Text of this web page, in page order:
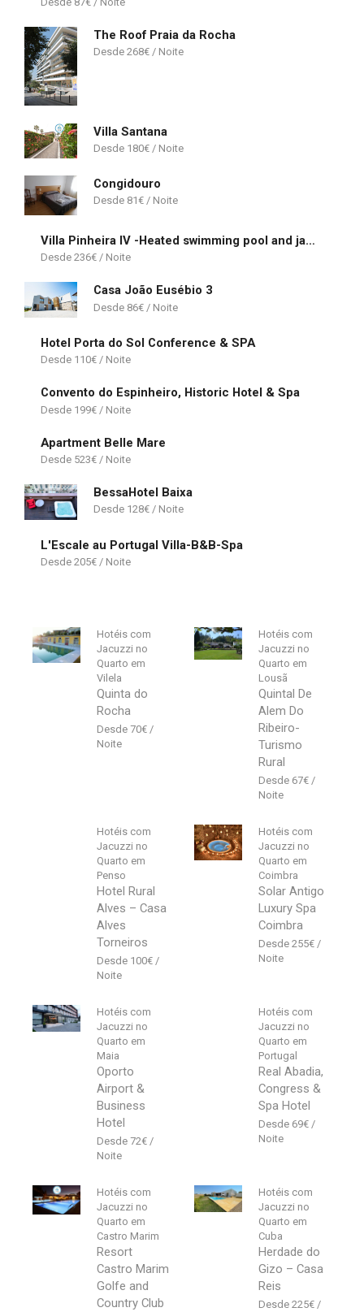
The Roof Praia da Rocha
268€
Villa Santana
180€
Congidouro
81€
Villa Pinheira IV -Heated swimming pool and jacuzzi
236€
Casa João Eusébio 3
86€
Hotel Porta do Sol Conference & SPA
110€
Convento do Espinheiro, Historic Hotel & Spa
199€
Apartment Belle Mare
523€
BessaHotel Baixa
128€
L'Escale au Portugal Villa-B&B-Spa
205€
Hotéis com
Jacuzzi no
Quarto em
Vilela
Quinta do
Rocha
70€
Hotéis com
Jacuzzi no
Quarto em
Lousã
Quintal De
Alem Do
Ribeiro-
Turismo
Rural
67€
Hotéis com
Jacuzzi no
Quarto em
Penso
Hotel Rural
Alves – Casa
Alves
Torneiros
100€
Hotéis com
Jacuzzi no
Quarto em
Coimbra
Solar Antigo
Luxury Spa
Coimbra
255€
Hotéis com
Jacuzzi no
Quarto em
Maia
Oporto
Airport &
Business
Hotel
72€
Hotéis com
Jacuzzi no
Quarto em
Portugal
Real Abadia,
Congress &
Spa Hotel
69€
Hotéis com
Jacuzzi no
Quarto em
Castro Marim
Resort
Castro Marim
Golfe and
Country Club
Hotéis com
Jacuzzi no
Quarto em
Cuba
Herdade do
Gizo – Casa
Reis
225€